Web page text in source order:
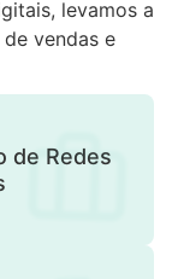
levamos a
vendas e
de Redes